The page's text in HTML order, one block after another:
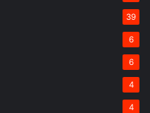
39
6
6
4
4